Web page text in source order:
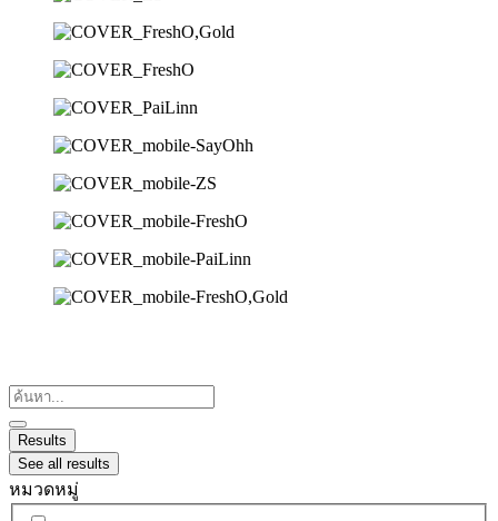
Search
...
Results
See all results
หมวดหมู่